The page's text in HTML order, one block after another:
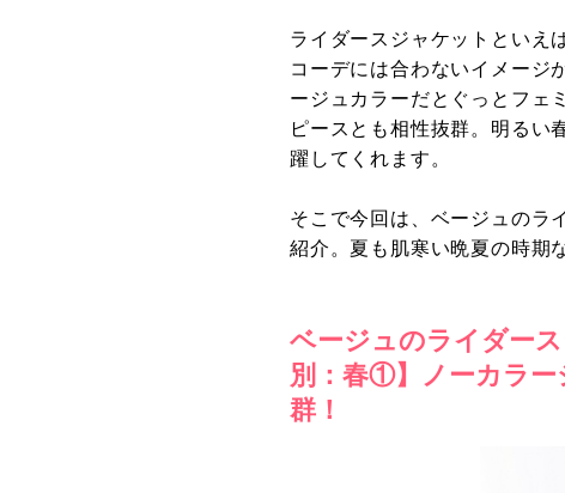
ライダースジャケットといえ
コーデには合わないイメージ
ージュカラーだとぐっとフェ
ピースとも相性抜群。明るい
躍してくれます。
そこで今回は、ベージュのラ
紹介。夏も肌寒い晩夏の時期
ベージュのライダー
別：春①】ノーカラ
群！